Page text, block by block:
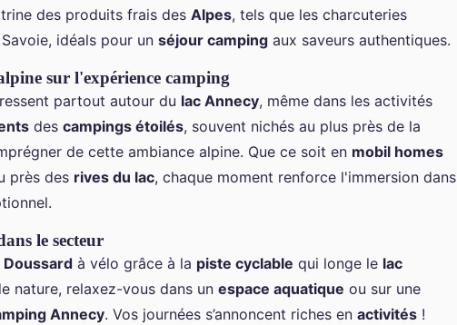
des produits frais des Alpes, tels que les charcuteries
idéals pour un séjour camping aux saveurs authentiques.
sur l'expérience camping
partout autour du lac Annecy, même dans les activités
des campings étoilés, souvent nichés au plus près de la
de cette ambiance alpine. Que ce soit en mobil homes
près des rives du lac, chaque moment renforce l'immersion dans
le secteur
Doussard à vélo grâce à la piste cyclable qui longe le lac
nature, relaxez-vous dans un espace aquatique ou sur une
Annecy. Vos journées s’annoncent riches en activités !